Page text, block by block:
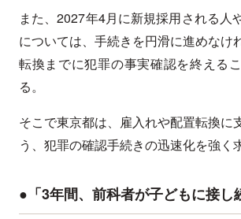
また、2027年4月に新規採用される人
については、手続きを円滑に進めなけ
転換までに犯罪の事実確認を終える
る。
そこで東京都は、雇入れや配置転換に
う、犯罪の確認手続きの迅速化を強く
●「3年間、前科者が子どもに接し